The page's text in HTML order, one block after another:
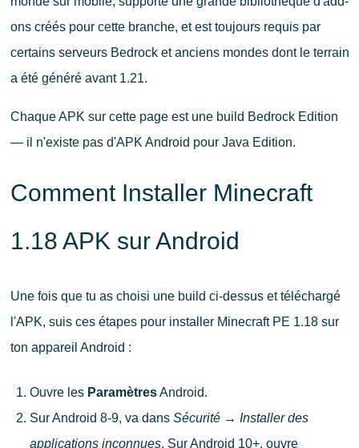
ons créés pour cette branche, et est toujours requis par
certains serveurs Bedrock et anciens mondes dont le terrain
a été généré avant 1.21.
Chaque APK sur cette page est une build Bedrock Edition
— il n'existe pas d'APK Android pour Java Edition.
Comment Installer Minecraft
1.18 APK sur Android
Une fois que tu as choisi une build ci-dessus et téléchargé
l'APK, suis ces étapes pour installer Minecraft PE 1.18 sur
ton appareil Android :
Ouvre les ParamètresAndroid.
Sur Android 8-9, va dans Sécurité → Installer des
applications inconnues. Sur Android 10+, ouvre